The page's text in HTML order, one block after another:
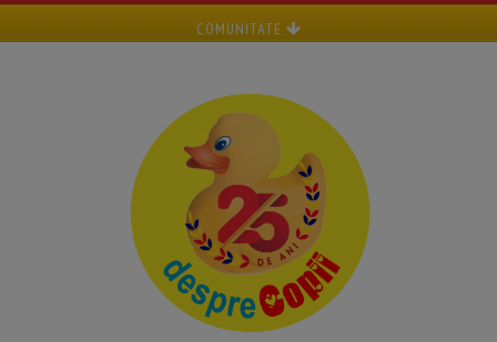
COMUNITATE